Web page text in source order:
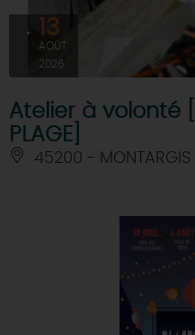
13
AOÛT
2026
Atelier à volonté
PLAGE]
45200 - MONTARGIS